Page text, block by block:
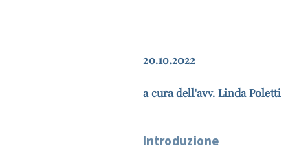
20.10.2022
a cura dell'avv. Linda Poletti
Introduzione